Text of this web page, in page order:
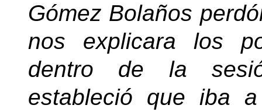
Gómez Bolaños
nos explicara los
dentro de la
estableció que iba